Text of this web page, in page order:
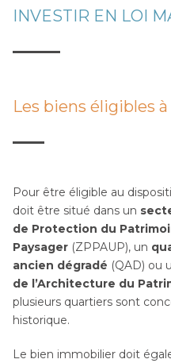
INVESTIR EN LOI
Les biens éligibles
Pour être éligible au
doit être situé dans un
de Protection du
Paysager (ZPPAUP), un
ancien dégradé (QAD) ou
de l’Architecture du
plusieurs quartiers sont
historique.
Le bien immobilier doit